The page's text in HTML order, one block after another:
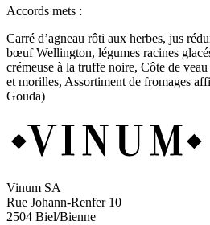
Accords mets :
Carré d’agneau rôti aux herbes, jus
bœuf Wellington, légumes racines
crémeuse à la truffe noire, Côte de
et morilles, Assortiment de fromages
Gouda)
Vinum SA
Rue Johann-Renfer 10
2504 Biel/Bienne